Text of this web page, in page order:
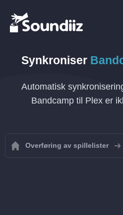
Synkroniser
Automatisk
Bandcamp til Plex er
Overføring av spillelister